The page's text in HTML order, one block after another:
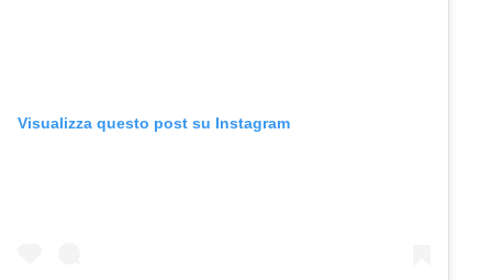
Visualizza questo post su Instagram